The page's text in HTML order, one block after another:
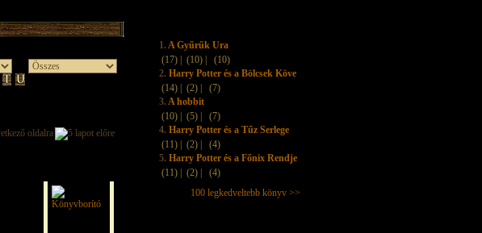
1.A Gyűrűk Ura
(17) |
(10) |
(10)
2. Harry Potter és a Bölcsek Köve
(14) |
(2) |
(7)
3.A hobbit
(10) |
(5) |
(7)
4. Harry Potter és a Tűz Serlege
(11) |
(2) |
(4)
5. Harry Potter és a Főnix Rendje
(11) |
(2) |
(4)
100 legkedveltebb könyv >>